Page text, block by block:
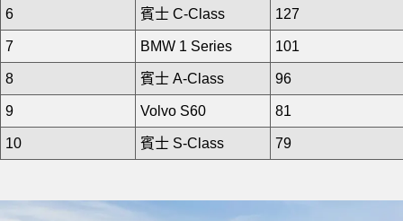
6 賓士 C-Class 127
7 BMW 1 Series 101
8 賓士 A-Class 96
9 Volvo S60 81
10 賓士 S-Class 79